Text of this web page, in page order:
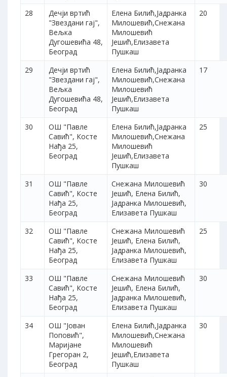
28
Дечји вртић
"Звездани гај",
Вељка
Дугошевића 48,
Београд
Елена Билић,Јадранка
Милошевић,Снежана
Милошевић
Јешић,Елизавета
Пушкаш
20
29
Дечји вртић
"Звездани гај",
Вељка
Дугошевића 48,
Београд
Елена Билић,Јадранка
Милошевић,Снежана
Милошевић
Јешић,Елизавета
Пушкаш
17
30
ОШ "Павле
Савић", Косте
Нађа 25,
Београд
Елена Билић,Јадранка
Милошевић,Снежана
Милошевић
Јешић,Елизавета
Пушкаш
25
31
ОШ "Павле
Савић", Косте
Нађа 25,
Београд
Снежана Милошевић
Јешић, Елена Билић,
Јадранка Милошевић,
Елизавета Пушкаш
30
32
ОШ "Павле
Савић", Косте
Нађа 25,
Београд
Снежана Милошевић
Јешић, Елена Билић,
Јадранка Милошевић,
Елизавета Пушкаш
25
33
ОШ "Павле
Савић", Косте
Нађа 25,
Београд
Снежана Милошевић
Јешић, Елена Билић,
Јадранка Милошевић,
Елизавета Пушкаш
30
34
ОШ "Јован
Поповић",
Маријане
Грегоран 2,
Београд
Елена Билић,Јадранка
Милошевић,Снежана
Милошевић
Јешић,Елизавета
Пушкаш
30